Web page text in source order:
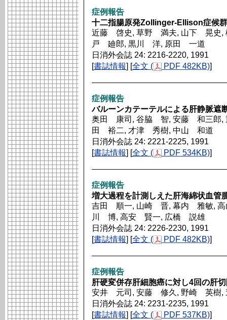
症例報告
十二指腸原発Zollinger-Ellison症候
近藤 啓史, 草野 満夫, 山下 晃史
戸 廸郎, 黒川 洋, 原田 一道
日消外会誌 24: 2216-2220, 1991
[書誌情報] [全文 ( PDF 482KB)]
症例報告
バルーンカテーテルによる肝静脈遮
奥田 康司, 谷脇 智, 安藤 和三郎
田 裕二, 才津 秀樹, 中山 和道
日消外会誌 24: 2221-2225, 1991
[書誌情報] [全文 ( PDF 534KB)]
症例報告
増大過程を計測しえた肝海綿状血管
吉田 順一, 山崎 晋, 幕内 雅敏,
川 博, 高安 賢一, 広橋 説雄
日消外会誌 24: 2226-2230, 1991
[書誌情報] [全文 ( PDF 482KB)]
症例報告
肝硬変併存肝細胞癌に対し4回の肝
安井 元司, 安藤 修久, 野崎 英樹
日消外会誌 24: 2231-2235, 1991
[書誌情報] [全文 ( PDF 537KB)]